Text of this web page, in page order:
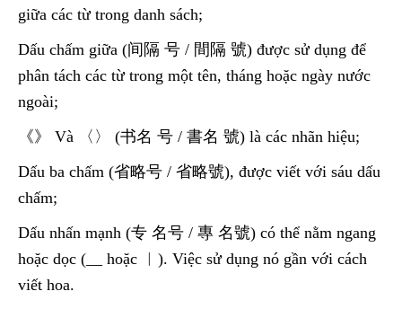
giữa các từ trong danh sách;
Dấu chấm giữa (间隔 号 / 間隔 號) được sử dụng để
phân tách các từ trong một tên, tháng hoặc ngày nước
ngoài;
《》 Và 〈〉 (书名 号 / 書名 號) là các nhãn hiệu;
Dấu ba chấm (省略号 / 省略號), được viết với sáu dấu
chấm;
Dấu nhấn mạnh (专 名号 / 專 名號) có thể nằm ngang
hoặc dọc (__ hoặc ︳). Việc sử dụng nó gần với cách
viết hoa.